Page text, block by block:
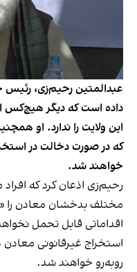
عبدالمتین رحیم‌زی،
داده است که دیگر هیچ‌کس
این ولایت را ندارد. او
که در صورت دخالت در
خواهند شد.
رحیم‌زی اذعان کرد که
مختلف بدخشان معادن را
اقداماتی قابل تحمل
استخراج غیرقانونی
روبه‌رو خواهند شد.